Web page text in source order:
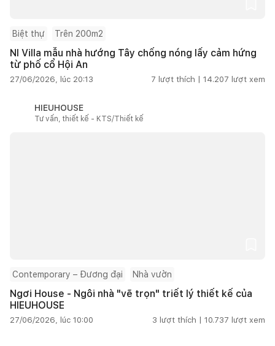
Biệt thự Trên 200m2
NI Villa mẫu nhà hướng Tây chống nóng lấy cảm hứng
từ phố cổ Hội An
27/06/2026, lúc 20:13 7 lượt thích | 14.207 lượt xem
HIEUHOUSE
Tư vấn, thiết kế - KTS/Thiết kế
Contemporary – Đương đại Nhà vườn
Ngơi House - Ngôi nhà "vẽ trọn" triết lý thiết kế của
HIEUHOUSE
27/06/2026, lúc 10:00 3 lượt thích | 10.737 lượt xem